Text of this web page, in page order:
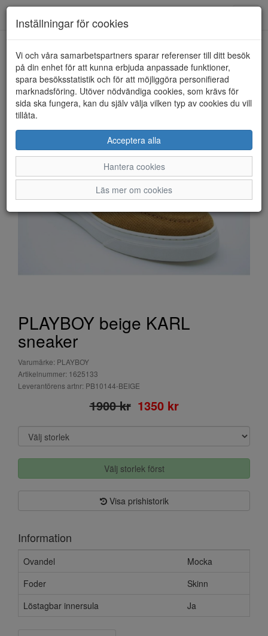
HEM PLAYBOY
PLAYBOY beige KARL
sneaker
Varumärke: PLAYBOY
Artikelnummer: 1625133
Leverantörens artnr: PB10144-BEIGE
1900 kr 1350 kr
Välj storlek först
Visa prishistorik
Information
Ovandel
Mocka
Foder
Skinn
Löstagbar innersula
Ja
Inställningar för cookies
Vi och våra samarbetspartners sparar referenser till ditt besök
på din enhet för att kunna erbjuda anpassade funktioner,
spara besöksstatistik och för att möjliggöra personifierad
marknadsföring. Utöver nödvändiga cookies, som krävs för
sida ska fungera, kan du själv välja vilken typ av cookies du vill
tillåta.
Acceptera alla
Hantera cookies
Läs mer om cookies